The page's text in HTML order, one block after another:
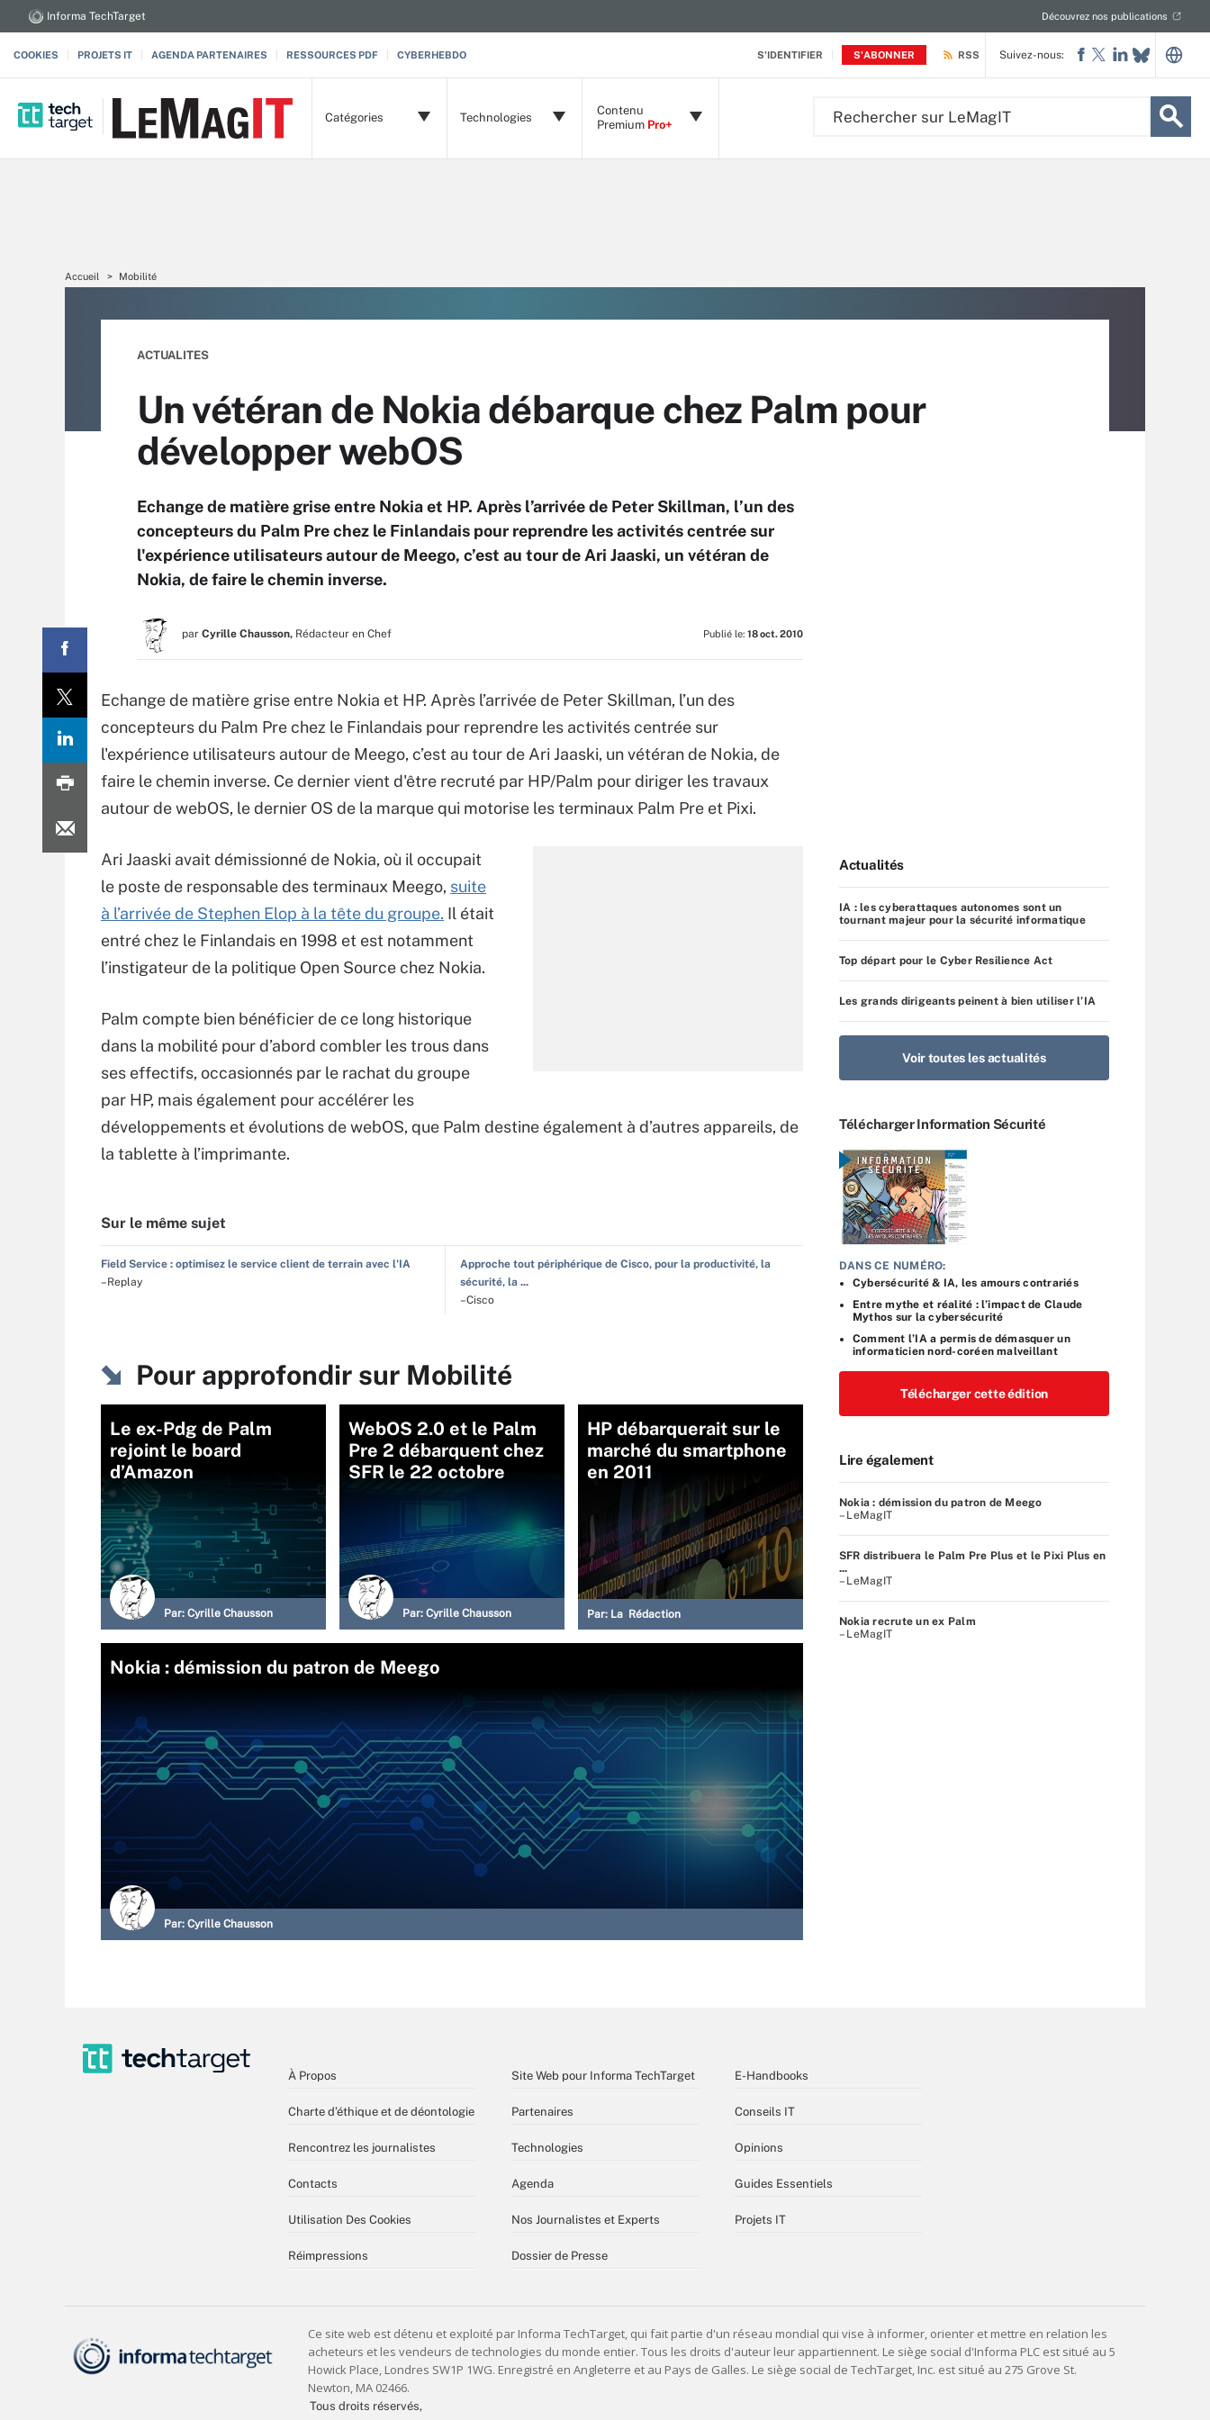
S'IDENTIFIER S'ABONNER
Informa TechTarget Découvrez nos publications
COOKIES PROJETS IT AGENDA PARTENAIRES RESSOURCES PDF CYBERHEBDO RSS
Catégories Technologies
Contenu
Premium Pro+
Suivez-nous:
Accueil Mobilité
ACTUALITES
Un vétéran de Nokia débarque chez Palm pour
développer webOS
Echange de matière grise entre Nokia et HP. Après l’arrivée de Peter Skillman, l’un des
concepteurs du Palm Pre chez le Finlandais pour reprendre les activités centrée sur
l'expérience utilisateurs autour de Meego, c’est au tour de Ari Jaaski, un vétéran de
Nokia, de faire le chemin inverse.
par Cyrille Chausson, Rédacteur en Chef Publié le: 18 oct. 2010
Echange de matière grise entre Nokia et HP. Après l’arrivée de Peter Skillman, l’un des
concepteurs du Palm Pre chez le Finlandais pour reprendre les activités centrée sur
l'expérience utilisateurs autour de Meego, c’est au tour de Ari Jaaski, un vétéran de Nokia, de
faire le chemin inverse. Ce dernier vient d'être recruté par HP/Palm pour diriger les travaux
autour de webOS, le dernier OS de la marque qui motorise les terminaux Palm Pre et Pixi.
Ari Jaaski avait démissionné de Nokia, où il occupait
le poste de responsable des terminaux Meego, suite
à l’arrivée de Stephen Elop à la tête du groupe. Il était
entré chez le Finlandais en 1998 et est notamment
l’instigateur de la politique Open Source chez Nokia.
Palm compte bien bénéficier de ce long historique
dans la mobilité pour d’abord combler les trous dans
ses effectifs, occasionnés par le rachat du groupe
par HP, mais également pour accélérer les
développements et évolutions de webOS, que Palm destine également à d’autres appareils, de
la tablette à l’imprimante.
Sur le même sujet
Field Service : optimisez le service client de terrain avec l'IA
–Replay
Approche tout périphérique de Cisco, pour la productivité, la
sécurité, la ...
–Cisco
Pour approfondir sur Mobilité
Le ex-Pdg de Palm
rejoint le board
d’Amazon
Par: Cyrille Chausson
WebOS 2.0 et le Palm
Pre 2 débarquent chez
SFR le 22 octobre
Par: Cyrille Chausson
HP débarquerait sur le
marché du smartphone
en 2011
Par: La Rédaction
Nokia : démission du patron de Meego
Par: Cyrille Chausson
Actualités
IA : les cyberattaques autonomes sont un
tournant majeur pour la sécurité informatique
Top départ pour le Cyber Resilience Act
Les grands dirigeants peinent à bien utiliser l’IA
Voir toutes les actualités
Télécharger Information Sécurité
DANS CE NUMÉRO:
Cybersécurité & IA, les amours contrariés
Entre mythe et réalité : l’impact de Claude
Mythos sur la cybersécurité
Comment l’IA a permis de démasquer un
informaticien nord-coréen malveillant
Télécharger cette édition
Lire également
Nokia : démission du patron de Meego
– LeMagIT
SFR distribuera le Palm Pre Plus et le Pixi Plus en
...
– LeMagIT
Nokia recrute un ex Palm
– LeMagIT
À Propos
Charte d’éthique et de déontologie
Rencontrez les journalistes
Contacts
Utilisation Des Cookies
Réimpressions
Site Web pour Informa TechTarget
Partenaires
Technologies
Agenda
Nos Journalistes et Experts
Dossier de Presse
E-Handbooks
Conseils IT
Opinions
Guides Essentiels
Projets IT
Tous droits réservés,